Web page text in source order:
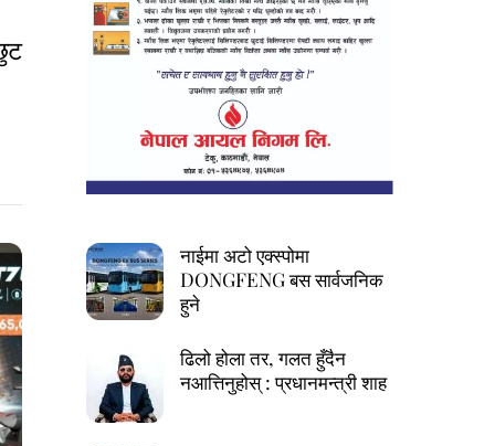
नाईमा अटो एक्स्पोमा
DONGFENG बस सार्वजनिक
हुने
ढिलो होला तर, गलत हुँदैन
नआत्तिनुहोस् : प्रधानमन्त्री शाह